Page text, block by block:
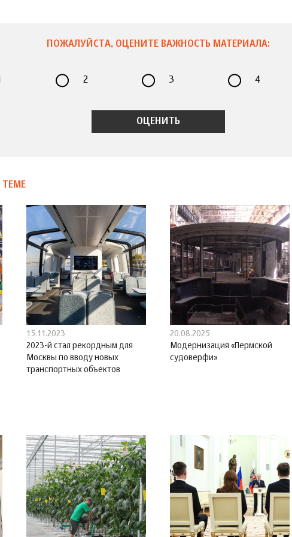
ПОЖАЛУЙСТА, ОЦЕНИТЕ ВАЖНОСТЬ МАТЕРИАЛА:
2 3 4
15.11.2023
2023-й стал рекордным для
Москвы по вводу новых
транспортных объектов
20.08.2025
Модернизация «Пермской
судоверфи»